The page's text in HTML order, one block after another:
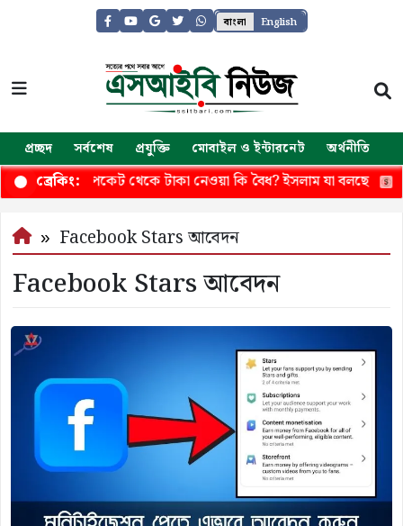
বাংলা English
প্রচ্ছদ সর্বশেষ প্রযুক্তি মোবাইল ও ইন্টারনেট অর্থনীতি
ব্রেকিং:
অনুমতি ছাড়া পকেট থেকে টাকা নেওয়া কি বৈধ? ইসলাম যা বলছে
Facebook Stars আবেদন
Facebook Stars আবেদন